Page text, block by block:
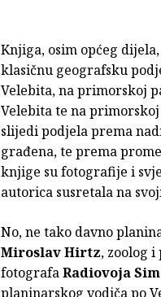
Knjiga, osim općeg
klasičnu geografsku
Velebita, na primorskoj
Velebita te na
slijedi podjela prema
građena, te prema
knjige su fotografije i
autorica susretala na
No, ne tako davno
Miroslav Hirtz, zoolog
fotografaRadiovoja
planinarskog vodiča po